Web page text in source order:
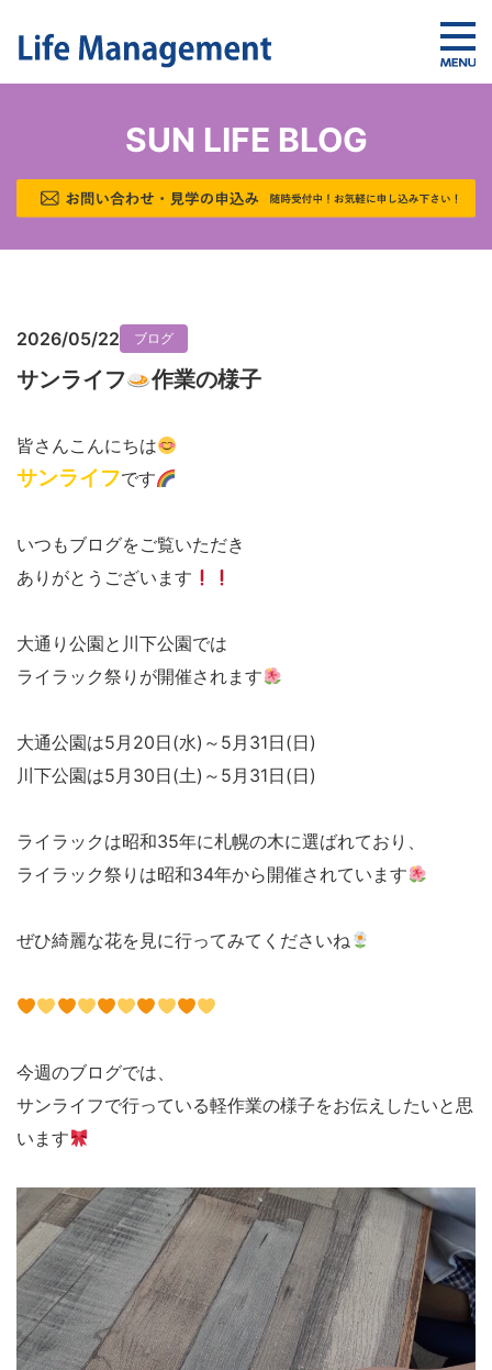
SUN LIFE BLOG
2026/05/22 ブログ
サンライフ 作業の様子
皆さんこんにちは
サンライフです
いつもブログをご覧いただき
ありがとうございます
大通り公園と川下公園では
ライラック祭りが開催されます
大通公園は5月20日(水)～5月31日(日)
川下公園は5月30日(土)～5月31日(日)
ライラックは昭和35年に札幌の木に選ばれており、
ライラック祭りは昭和34年から開催されています
ぜひ綺麗な花を見に行ってみてくださいね
今週のブログでは、
サンライフで行っている軽作業の様子をお伝えしたいと思
います